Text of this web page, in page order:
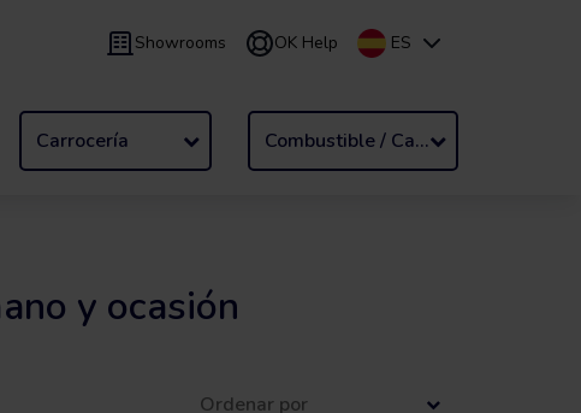
Showrooms OK Help ES
Carrocería Combustible / Cambio
y ocasión
Ordenar por